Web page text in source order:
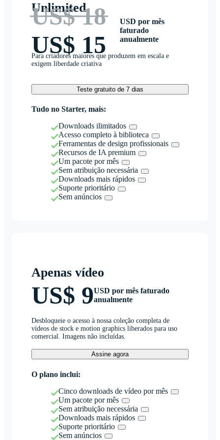
Unlimited
US$ 18
US$ 15
USD por mês
faturado
anualmente
Para criadores maiores que produzem em escala e
exigem liberdade criativa
Teste gratuito de 7 dias
Tudo no Starter, mais:
Downloads ilimitados
Acesso completo à biblioteca
Ferramentas de design profissionais
Recursos de IA premium
Um pacote por mês
Sem atribuição necessária
Downloads mais rápidos
Suporte prioritário
Sem anúncios
Apenas vídeo
US$ 9USD por mês faturado
anualmente
Desbloqueie o acesso à nossa coleção completa de
vídeos de stock e motion graphics liberados para uso
comercial. Imagens não incluídas.
Assine agora
O plano inclui:
Cinco downloads de vídeo por mês
Um pacote por mês
Sem atribuição necessária
Downloads mais rápidos
Suporte prioritário
Sem anúncios